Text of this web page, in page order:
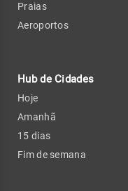
Praias
Aeroportos
Hub de Cidades
Hoje
Amanhã
15 dias
Fim de semana